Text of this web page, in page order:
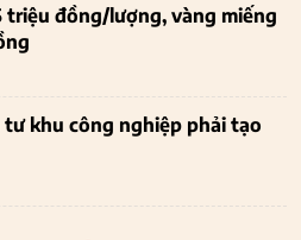
triệu đồng/lượng, vàng miếng
khu công nghiệp phải tạo